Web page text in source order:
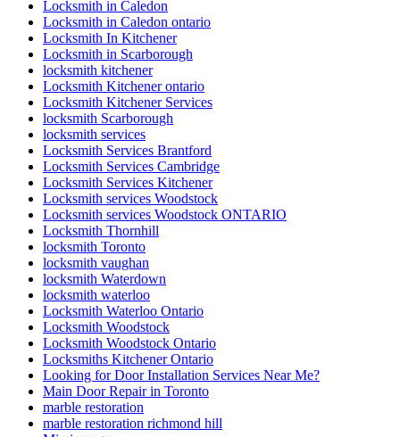
Locksmith in Caledon
Locksmith in Caledon ontario
Locksmith In Kitchener
Locksmith in Scarborough
locksmith kitchener
Locksmith Kitchener ontario
Locksmith Kitchener Services
locksmith Scarborough
locksmith services
Locksmith Services Brantford
Locksmith Services Cambridge
Locksmith Services Kitchener
Locksmith services Woodstock
Locksmith services Woodstock ONTARIO
Locksmith Thornhill
locksmith Toronto
locksmith vaughan
locksmith Waterdown
locksmith waterloo
Locksmith Waterloo Ontario
Locksmith Woodstock
Locksmith Woodstock Ontario
Locksmiths Kitchener Ontario
Looking for Door Installation Services Near Me?
Main Door Repair in Toronto
marble restoration
marble restoration richmond hill